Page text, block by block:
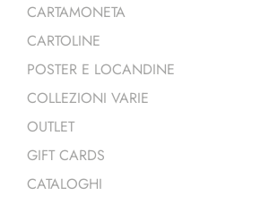
CARTAMONETA
CARTOLINE
POSTER E LOCANDINE
COLLEZIONI VARIE
OUTLET
GIFT CARDS
CATALOGHI